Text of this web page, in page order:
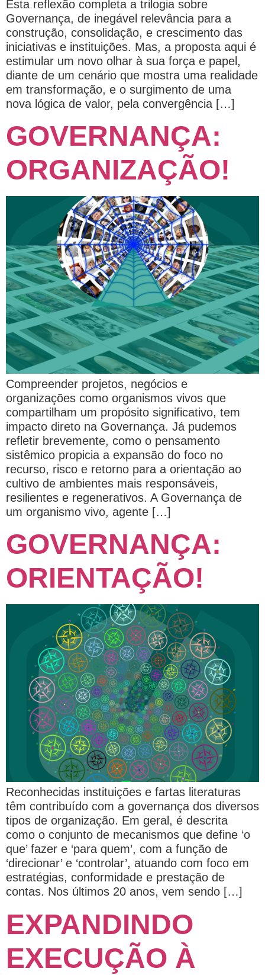
Esta reflexão completa a trilogia sobre
Governança, de inegável relevância para a
construção, consolidação, e crescimento das
iniciativas e instituições. Mas, a proposta aqui é
estimular um novo olhar à sua força e papel,
diante de um cenário que mostra uma realidade
em transformação, e o surgimento de uma
nova lógica de valor, pela convergência […]
GOVERNANÇA:
ORGANIZAÇÃO!
Compreender projetos, negócios e
organizações como organismos vivos que
compartilham um propósito significativo, tem
impacto direto na Governança. Já pudemos
refletir brevemente, como o pensamento
sistêmico propicia a expansão do foco no
recurso, risco e retorno para a orientação ao
cultivo de ambientes mais responsáveis,
resilientes e regenerativos. A Governança de
um organismo vivo, agente […]
GOVERNANÇA:
ORIENTAÇÃO!
Reconhecidas instituições e fartas literaturas
têm contribuído com a governança dos diversos
tipos de organização. Em geral, é descrita
como o conjunto de mecanismos que define ‘o
que’ fazer e ‘para quem’, com a função de
‘direcionar’ e ‘controlar’, atuando com foco em
estratégias, conformidade e prestação de
contas. Nos últimos 20 anos, vem sendo […]
EXPANDINDO
EXECUÇÃO À